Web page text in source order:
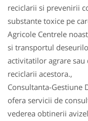
reciclarii si prevenirii
substante toxice pe
Agricole Centrele
si transportul
activitatilor agrare sau
reciclarii acestora.,
Consultanta-Gestiune
ofera servicii de
vederea obtinerii